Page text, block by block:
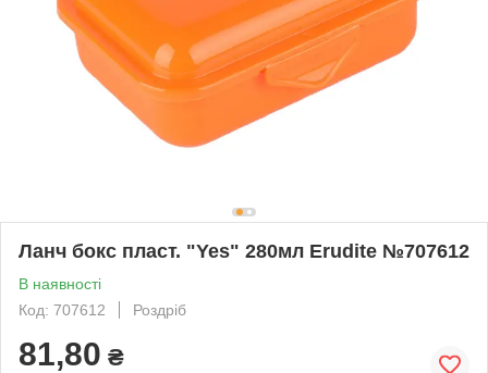
Ланч бокс пласт. "Yes" 280мл Erudite №707612
В наявності
Код: 707612
Роздріб
81,80 ₴